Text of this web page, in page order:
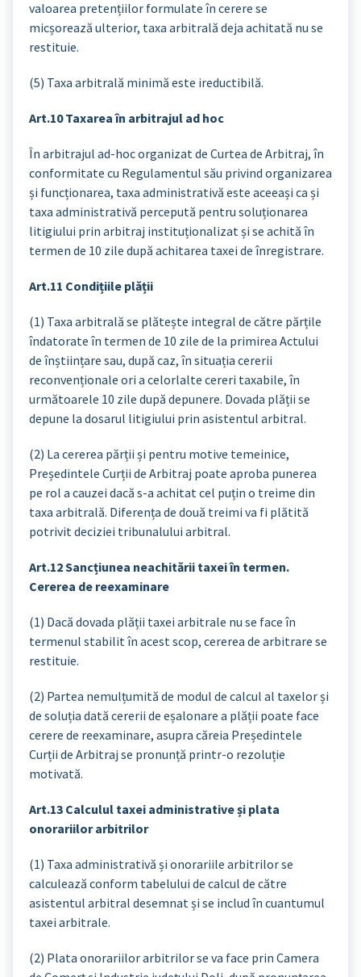
valoarea pretențiilor formulate în cerere se
micșorează ulterior, taxa arbitrală deja achitată nu se
restituie.
(5) Taxa arbitrală minimă este ireductibilă.
Art.10 Taxarea în arbitrajul ad hoc
În arbitrajul ad-hoc organizat de Curtea de Arbitraj, în
conformitate cu Regulamentul său privind organizarea
și funcționarea, taxa administrativă este aceeași ca și
taxa administrativă percepută pentru soluționarea
litigiului prin arbitraj instituționalizat și se achită în
termen de 10 zile după achitarea taxei de înregistrare.
Art.11 Condițiile plății
(1) Taxa arbitrală se plătește integral de către părțile
îndatorate în termen de 10 zile de la primirea Actului
de înștiințare sau, după caz, în situația cererii
reconvenționale ori a celorlalte cereri taxabile, în
următoarele 10 zile după depunere. Dovada plății se
depune la dosarul litigiului prin asistentul arbitral.
(2) La cererea părții și pentru motive temeinice,
Președintele Curții de Arbitraj poate aproba punerea
pe rol a cauzei dacă s-a achitat cel puțin o treime din
taxa arbitrală. Diferența de două treimi va fi plătită
potrivit deciziei tribunalului arbitral.
Art.12 Sancțiunea neachitării taxei în termen.
Cererea de reexaminare
(1) Dacă dovada plății taxei arbitrale nu se face în
termenul stabilit în acest scop, cererea de arbitrare se
restituie.
(2) Partea nemulțumită de modul de calcul al taxelor și
de soluția dată cererii de eșalonare a plății poate face
cerere de reexaminare, asupra căreia Președintele
Curții de Arbitraj se pronunță printr-o rezoluție
motivată.
Art.13 Calculul taxei administrative și plata
onorariilor arbitrilor
(1) Taxa administrativă și onorariile arbitrilor se
calculează conform tabelului de calcul de către
asistentul arbitral desemnat și se includ în cuantumul
taxei arbitrale.
(2) Plata onorariilor arbitrilor se va face prin Camera